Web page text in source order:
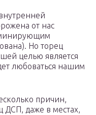
от нас
Но торец
целью является
любоваться нашим
причин,
ДСП, даже в местах,